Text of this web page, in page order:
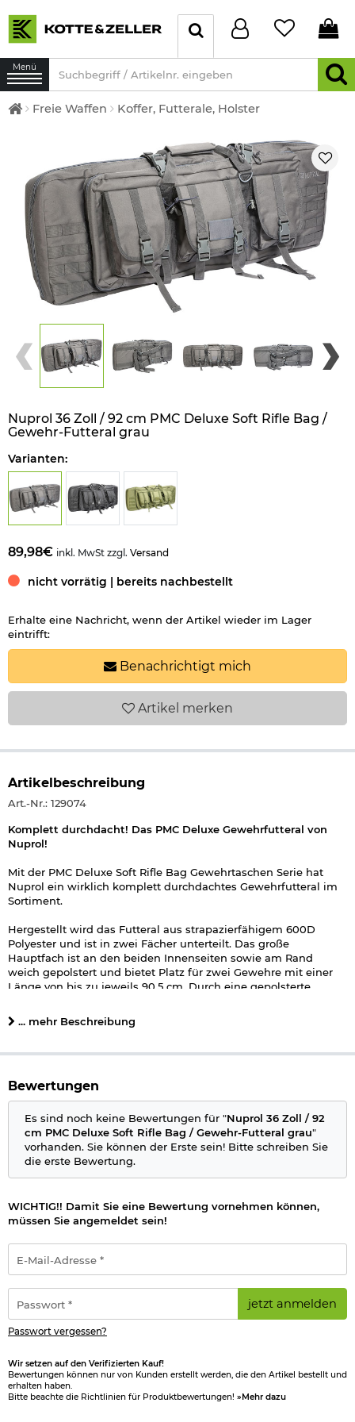
Menü
Freie Waffen Koffer, Futterale, Holster
Nuprol 36 Zoll / 92 cm PMC Deluxe Soft Rifle Bag /
Gewehr-Futteral grau
Varianten:
89,98€ inkl. MwSt zzgl. Versand
nicht vorrätig | bereits nachbestellt
Erhalte eine Nachricht, wenn der Artikel wieder im Lager
eintrifft:
Benachrichtigt mich
Artikel merken
Artikelbeschreibung
Art.-Nr.: 129074
Komplett durchdacht! Das PMC Deluxe Gewehrfutteral von
Nuprol!
Mit der PMC Deluxe Soft Rifle Bag Gewehrtaschen Serie hat
Nuprol ein wirklich komplett durchdachtes Gewehrfutteral im
Sortiment.
Hergestellt wird das Futteral aus strapazierfähigem 600D
Polyester und ist in zwei Fächer unterteilt. Das große
Hauptfach ist an den beiden Innenseiten sowie am Rand
weich gepolstert und bietet Platz für zwei Gewehre mit einer
Länge von bis zu jeweils 90,5 cm. Durch eine gepolsterte
getrennt und können sich nicht gegenseitig verkratzen. Damit
die Gewehr für den Transport sicher fixiert werden können sind
Hauptfach über zwei starke Reißverschlüsse die zusätzlich mit
nicht enthalten).
Das vorne aufgesetzte Nebenfach wird ebenfalls über starke
Reißverschlüsse geschlossen. Dieses Fach ist mit zwei
Einschubtaschen mit Klettverschluss sowie zwei schmale
Taschen mit Reißverschluss ausgestattet. Links und rechts
zusätzliche Taschen anbringen zu können.
Die drei Taschen an der Vorderseite, die sich aufgesetzt auf
dem zweiten Hauptfach befinden, werden mit Klett- sowie
Schnellverschlüssen geöffnet und geschlossen. Zusätzlich
kann jede Tasche mit einem Nylonzug zugezogen werden. Auf
der mittleren Tasche befindet sich zusätzlich eine kleine
Klettfäche um einen Patch anbringen zu können.
Weiterhin sind auch noch äußere Spanngurte vorhanden mit
Getragen werden kann das Futteral über zwei Arten. Entweder
als einfache Tragetasche - hierfür sind zwei praktische
Tragehenkel mit klettbarer Handauflage vorhanden. Sollte die
... mehr Beschreibung
Bewertungen
Es sind noch keine Bewertungen für "Nuprol 36 Zoll / 92
cm PMC Deluxe Soft Rifle Bag / Gewehr-Futteral grau"
vorhanden. Sie können der Erste sein! Bitte schreiben Sie
die erste Bewertung.
WICHTIG!! Damit Sie eine Bewertung vornehmen können,
müssen Sie angemeldet sein!
Mail-
Adresse
*
jetzt anmelden
Passwort vergessen?
Wir setzen auf den Verifizierten Kauf!
Bewertungen können nur von Kunden erstellt werden, die den Artikel bestellt und
erhalten haben.
Bitte beachte die Richtlinien für Produktbewertungen! »Mehr dazu